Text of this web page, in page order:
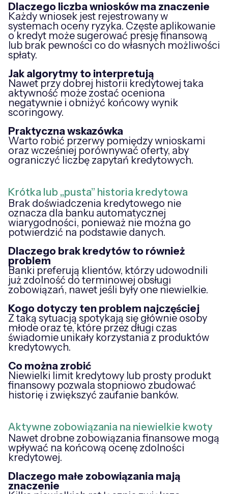
Dlaczego liczba wniosków ma znaczenie
Każdy wniosek jest rejestrowany w
systemach oceny ryzyka. Częste aplikowanie
o kredyt może sugerować presję finansową
lub brak pewności co do własnych możliwości
spłaty.
Jak algorytmy to interpretują
Nawet przy dobrej historii kredytowej taka
aktywność może zostać oceniona
negatywnie i obniżyć końcowy wynik
scoringowy.
Praktyczna wskazówka
Warto robić przerwy pomiędzy wnioskami
oraz wcześniej porównywać oferty, aby
ograniczyć liczbę zapytań kredytowych.
Krótka lub „pusta” historia kredytowa
Brak doświadczenia kredytowego nie
oznacza dla banku automatycznej
wiarygodności, ponieważ nie można go
potwierdzić na podstawie danych.
Dlaczego brak kredytów to również
problem
Banki preferują klientów, którzy udowodnili
już zdolność do terminowej obsługi
zobowiązań, nawet jeśli były one niewielkie.
Kogo dotyczy ten problem najczęściej
Z taką sytuacją spotykają się głównie osoby
młode oraz te, które przez długi czas
świadomie unikały korzystania z produktów
kredytowych.
Co można zrobić
Niewielki limit kredytowy lub prosty produkt
finansowy pozwala stopniowo zbudować
historię i zwiększyć zaufanie banków.
Aktywne zobowiązania na niewielkie kwoty
Nawet drobne zobowiązania finansowe mogą
wpływać na końcową ocenę zdolności
kredytowej.
Dlaczego małe zobowiązania mają
znaczenie